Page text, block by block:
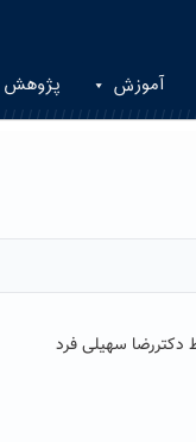
آموزش پژوهش
دکتررضا سهیلی فرد